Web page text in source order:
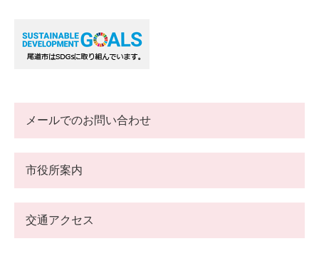
メールでのお問い合わせ
市役所案内
交通アクセス